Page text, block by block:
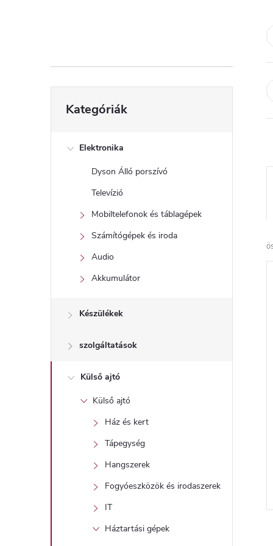
l
sátugrása
Kategóriák
Elektronika
Dyson Álló porszívó
Televízió
Mobiltelefonok és táblagépek
Számítógépek és iroda
Audio
Akkumulátor
Készülékek
szolgáltatások
Külső ajtó
Külső ajtó
Ház és kert
Tápegység
Hangszerek
Fogyóeszközök és irodaszerek
IT
Háztartási gépek
e
l